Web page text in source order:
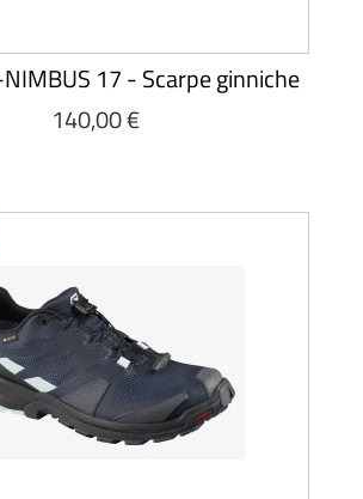
NIMBUS 17 - Scarpe ginniche
140,00 €